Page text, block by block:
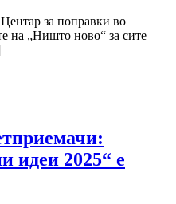
за поправки во
на „Ништо ново“ за сите
идеи 2025“ е